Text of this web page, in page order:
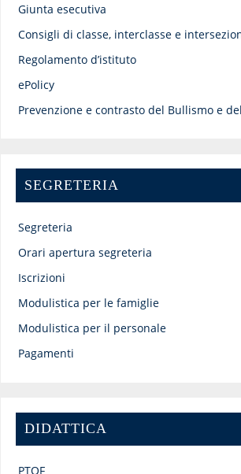
Giunta esecutiva
Consigli di classe, interclasse e
Regolamento d’istituto
ePolicy
Prevenzione e contrasto del Bullismo e
SEGRETERIA
Segreteria
Orari apertura segreteria
Iscrizioni
Modulistica per le famiglie
Modulistica per il personale
Pagamenti
DIDATTICA
PTOF